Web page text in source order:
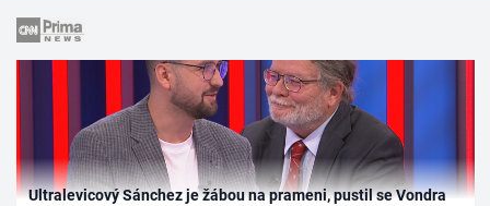
Ultralevicový Sánchez je žábou na prameni, pustil se Vondra